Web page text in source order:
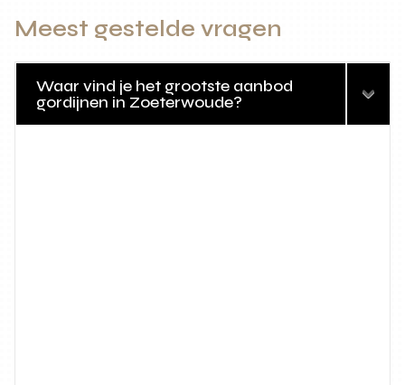
Meest gestelde vragen
Waar vind je het grootste aanbod
gordijnen in Zoeterwoude?